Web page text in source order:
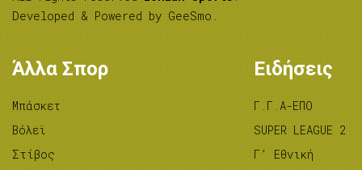
Developed & Powered by GeeSmo .
Άλλα Σπορ
Μπάσκετ
Βόλεϊ
Στίβος
Ειδήσεις
Γ.Γ.Α-ΕΠΟ
SUPER LEAGUE 2
Γ’ Εθνική